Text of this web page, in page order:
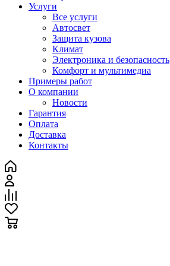
Услуги
Все услуги
Автосвет
Защита кузова
Климат
Электроника и безопасность
Комфорт и мультимедиа
Примеры работ
О компании
Новости
Гарантия
Оплата
Доставка
Контакты